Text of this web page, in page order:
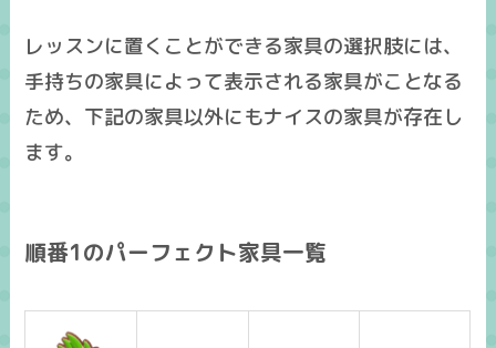
レッスンに置くことができる家具の選択肢には、
手持ちの家具によって表示される家具がことなる
ため、下記の家具以外にもナイスの家具が存在し
ます。
順番1のパーフェクト家具一覧